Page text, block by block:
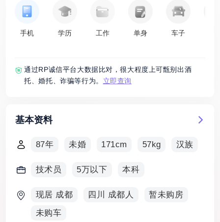
手机 学历 工作 单身 车子
通过RP诚信平台大数据比对，很大程度上可甑别出酒
托、婚托、诈骗等行为。 立即查询
基本资料
87年 未婚 171cm 57kg 汉族
技术员 5万以下 本科
现居 成都 四川 成都人
暂未购房
未购车